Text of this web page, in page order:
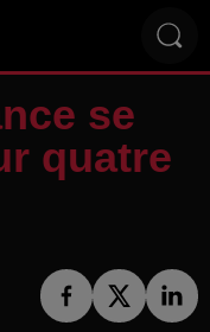
se
quatre